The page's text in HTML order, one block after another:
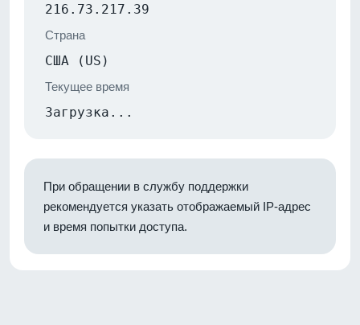
216.73.217.39
Страна
США (US)
Текущее время
Загрузка...
При обращении в службу поддержки
рекомендуется указать отображаемый IP-адрес
и время попытки доступа.